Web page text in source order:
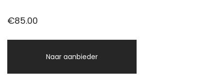
€85.00
Naar aanbieder